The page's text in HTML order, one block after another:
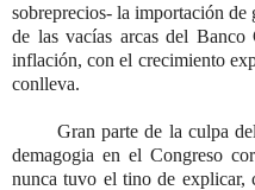
sobreprecios- la importación de
de las vacías arcas del
inflación, con el crecimiento
conlleva.
Gran parte de la culpa
demagogia en el Congreso
nunca tuvo el tino de explicar,